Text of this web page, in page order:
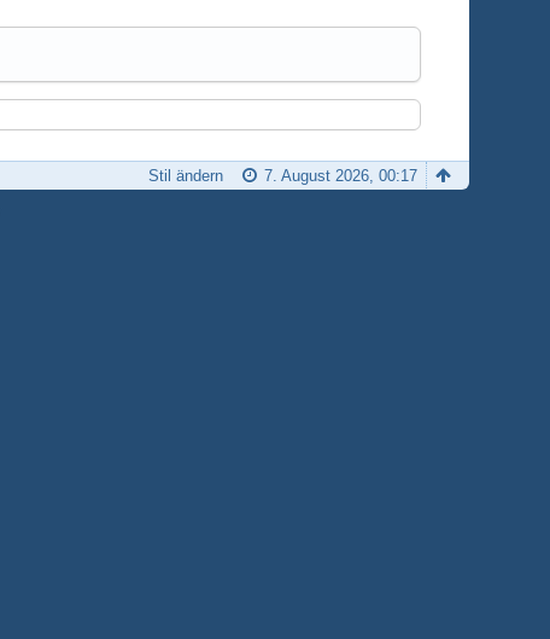
7. August 2026, 00:17
Stil ändern